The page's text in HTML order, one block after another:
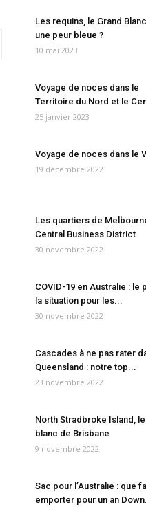
Les requins, le Grand
une peur bleue ?
10 mai 2023
Voyage de noces dans le
Territoire du Nord et le
25 janvier 2023
Voyage de noces dans le
19 décembre 2022
Les quartiers de
Central Business District
30 novembre 2022
COVID-19 en Australie : le
la situation pour les...
30 novembre 2022
Cascades à ne pas rater
Queensland : notre top...
23 novembre 2022
North Stradbroke Island,
blanc de Brisbane
9 novembre 2022
Sac pour l’Australie : que
emporter pour un an